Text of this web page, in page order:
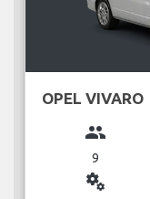
OPEL VIVARO
group
9
miscellaneous_services